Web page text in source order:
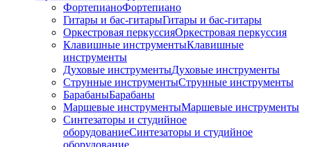
ФортепианоФортепиано
Гитары и бас-гитарыГитары и бас-гитары
Оркестровая перкуссияОркестровая перкуссия
Клавишные инструментыКлавишные
инструменты
Духовые инструментыДуховые инструменты
Струнные инструментыСтрунные инструменты
БарабаныБарабаны
Маршевые инструментыМаршевые инструменты
Синтезаторы и студийное
оборудованиеСинтезаторы и студийное
оборудование